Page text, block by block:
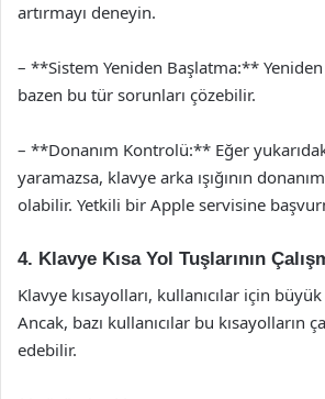
artırmayı deneyin.
– **Sistem Yeniden Başlatma:**
bazen bu tür sorunları çözebilir.
– **Donanım Kontrolü:** Eğer
yaramazsa, klavye arka ışığının
olabilir. Yetkili bir Apple servisine
4. Klavye Kısa Yol Tuşlarının
Klavye kısayolları, kullanıcılar için
Ancak, bazı kullanıcılar bu kısayolların
edebilir.